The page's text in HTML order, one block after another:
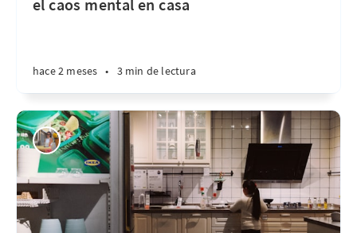
el caos mental en casa
hace 2 meses • 3 min de lectura